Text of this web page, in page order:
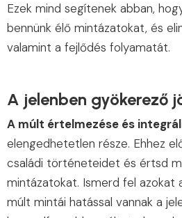
Ezek mind segítenek abban,
bennünk élő mintázatokat, és
valamint a fejlődés folyamatát.
A jelenben gyökerező
A múlt értelmezése és
elengedhetetlen része. Ehhez
családi történeteidet és értsd
mintázatokat. Ismerd fel azokat
múlt mintái hatással vannak a